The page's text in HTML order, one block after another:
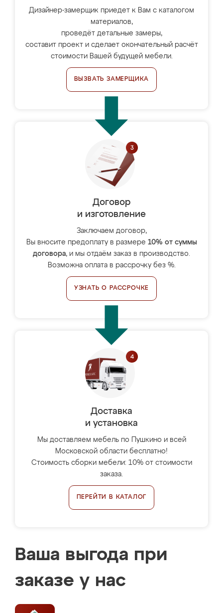
Дизайнер-замерщик приедет к Вам с каталогом
материалов,
проведёт детальные замеры,
составит проект и сделает окончательный расчёт
стоимости Вашей будущей мебели.
ВЫЗВАТЬ ЗАМЕРЩИКА
Договор
и изготовление
Заключаем договор,
Вы вносите предоплату в размере 10% от суммы
договора, и мы отдаём заказ в производство.
Возможна оплата в рассрочку без %.
УЗНАТЬ О РАССРОЧКЕ
Доставка
и установка
Мы доставляем мебель по Пушкино и всей
Московской области бесплатно!
Стоимость сборки мебели: 10% от стоимости
заказа.
ПЕРЕЙТИ В КАТАЛОГ
Ваша выгода при
заказе у нас